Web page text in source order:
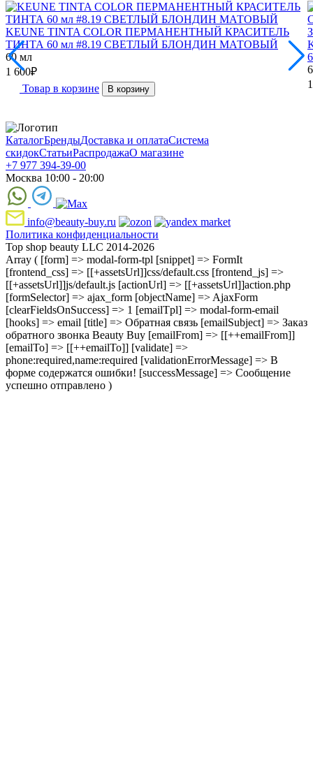
KEUNE TINTA COLOR ПЕРМАНЕНТНЫЙ КРАСИТЕЛЬ
ТИНТА 60 мл #8.19 СВЕТЛЫЙ БЛОНДИН МАТОВЫЙ
60 мл
1 600₽
Товар в корзине
В корзину
КаталогБрендыДоставка и оплатаСистема
скидокСтатьиРаспродажаО магазине
+7 977 394-39-00
Москва 10:00 - 20:00
info@beauty-buy.ru
Политика конфиденциальности
Top shop beauty LLC 2014-2026
Array ( [form] => modal-form-tpl [snippet] => FormIt
[frontend_css] => [[+assetsUrl]]css/default.css [frontend_js] =>
[[+assetsUrl]]js/default.js [actionUrl] => [[+assetsUrl]]action.php
[formSelector] => ajax_form [objectName] => AjaxForm
[clearFieldsOnSuccess] => 1 [emailTpl] => modal-form-email
[hooks] => email [title] => Обратная связь [emailSubject] => Заказ
обратного звонка Beauty Buy [emailFrom] => [[++emailFrom]]
[emailTo] => [[++emailTo]] [validate] =>
phone:required,name:required [validationErrorMessage] => В
форме содержатся ошибки! [successMessage] => Сообщение
успешно отправлено )